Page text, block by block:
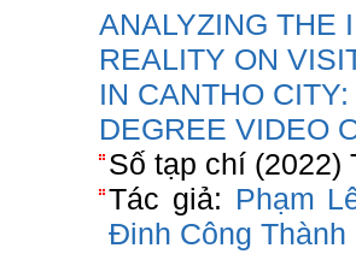
ANALYZING THE
REALITY ON
IN CANTHO
DEGREE VIDEO
Số tạp chí (2022)
Tác giả: Phạm
Đinh Công Thành